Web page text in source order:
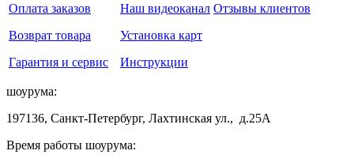
Оплата заказов
Возврат товара
Гарантия и сервис
Наш видеоканал
Установка карт
Инструкции
Отзывы клиентов
шоурума:
197136, Санкт-Петербург, Лахтинская ул., д.25А
Время работы шоурума: